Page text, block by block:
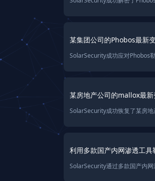
某集团公司的Phobos最新
某房地产公司的mallox最
利用多款国产内网渗透工